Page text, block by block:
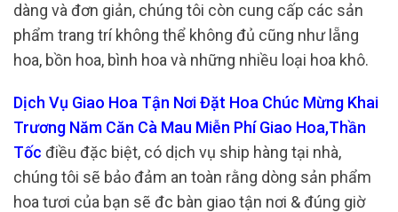
dàng và đơn giản, chúng tôi còn cung cấp các sản
phẩm trang trí không thể không đủ cũng như lẵng
hoa, bồn hoa, bình hoa và những nhiều loại hoa khô.
Dịch Vụ Giao Hoa Tận Nơi Đặt Hoa Chúc Mừng Khai
Trương Năm Căn Cà Mau Miễn Phí Giao Hoa,Thần
Tốc điều đặc biệt, có dịch vụ ship hàng tại nhà,
chúng tôi sẽ bảo đảm an toàn rằng dòng sản phẩm
hoa tươi của bạn sẽ đc bàn giao tận nơi & đúng giờ